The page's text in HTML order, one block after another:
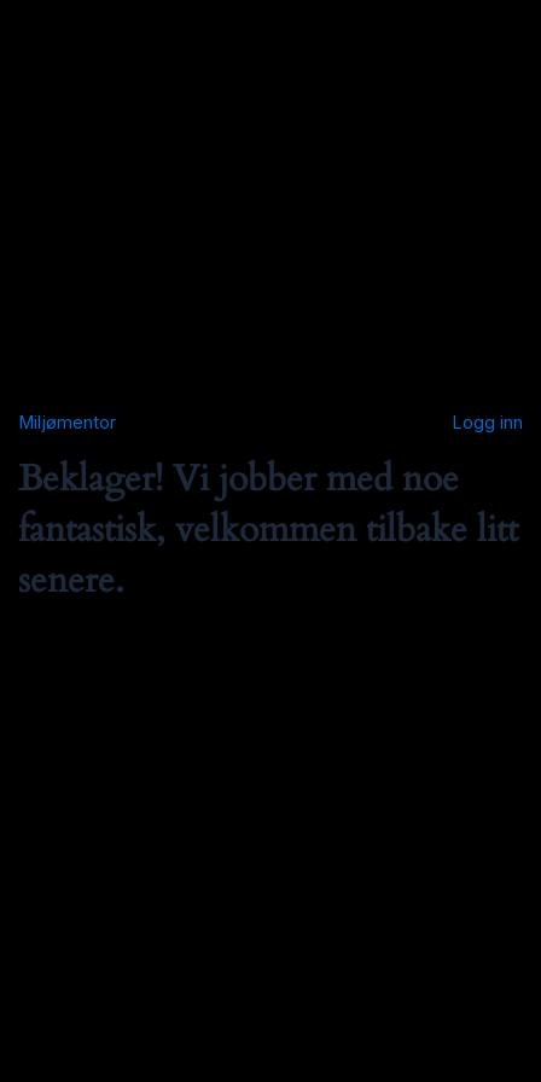
Miljømentor Logg inn
Beklager! Vi jobber med noe
fantastisk, velkommen tilbake litt
senere.